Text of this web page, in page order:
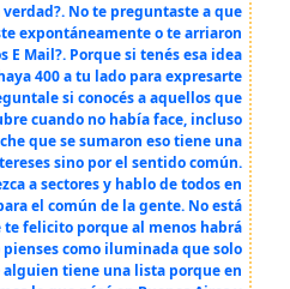
verdad?. No te preguntaste a que
expontáneamente o te arriaron
E Mail?. Porque si tenés esa idea
400 a tu lado para expresarte
si conocés a aquellos que
cuando no había face, incluso
que se sumaron eso tiene una
sino por el sentido común.
a sectores y hablo de todos en
el común de la gente. No está
te felicito porque al menos habrá
como iluminada que solo
alguien tiene una lista porque en